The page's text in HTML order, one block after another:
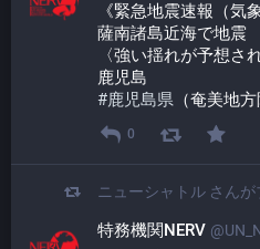
《緊急地震速報（気
薩南諸島近海で地震
〈強い揺れが予想さ
鹿児島
#鹿児島県 （奄美地
0
ニューシャトル さんが
特務機関NERV